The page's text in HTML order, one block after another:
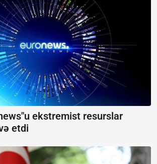
ekstremist resurslar
etdi